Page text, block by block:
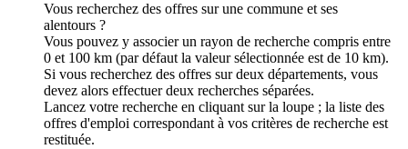
Vous recherchez des offres sur une commune et ses
alentours ?
Vous pouvez y associer un rayon de recherche compris entre
0 et 100 km (par défaut la valeur sélectionnée est de 10 km).
Si vous recherchez des offres sur deux départements, vous
devez alors effectuer deux recherches séparées.
Lancez votre recherche en cliquant sur la loupe ; la liste des
offres d'emploi correspondant à vos critères de recherche est
restituée.